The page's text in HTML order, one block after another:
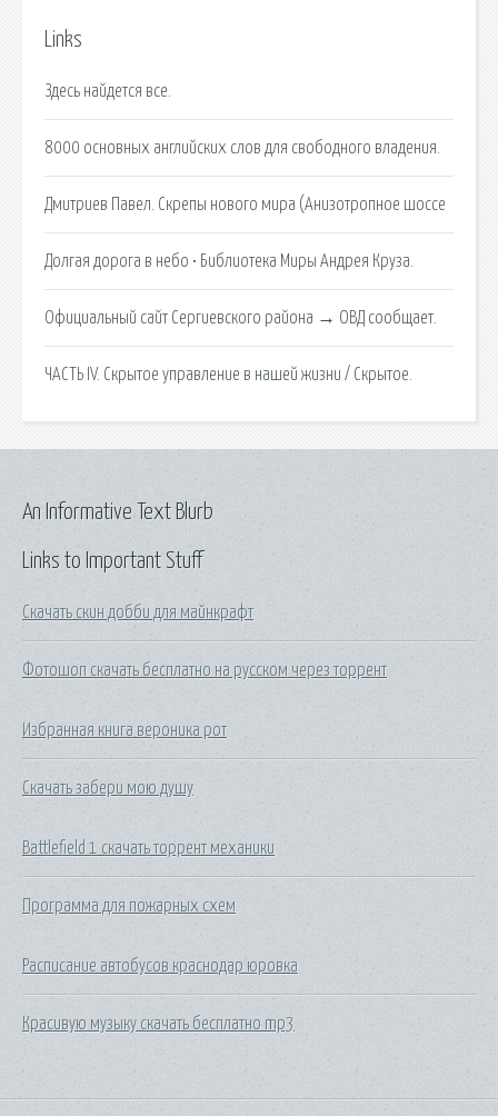
Links
Здесь найдется все.
8000 основных английских слов для свободного владения.
Дмитриев Павел. Скрепы нового мира (Анизотропное шоссе
Долгая дорога в небо • Библиотека Миры Андрея Круза.
Официальный сайт Сергиевского района → ОВД сообщает.
ЧАСТЬ IV. Скрытое управление в нашей жизни / Скрытое.
Links to Important Stuff
Скачать скин добби для майнкрафт
Фотошоп скачать бесплатно на русском через торрент
Избранная книга вероника рот
Скачать забери мою душу
Battlefield 1 скачать торрент механики
Программа для пожарных схем
Расписание автобусов краснодар юровка
Красивую музыку скачать бесплатно mp3
An Informative Text Blurb